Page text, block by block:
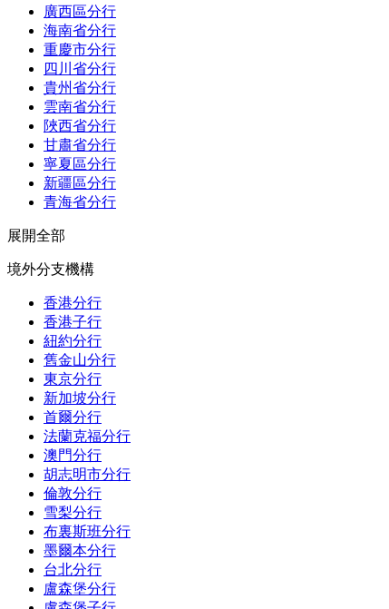
廣西區分行
海南省分行
重慶市分行
四川省分行
貴州省分行
雲南省分行
陜西省分行
甘肅省分行
寧夏區分行
新疆區分行
青海省分行
展開全部
境外分支機構
香港分行
香港子行
紐約分行
舊金山分行
東京分行
新加坡分行
首爾分行
法蘭克福分行
澳門分行
胡志明市分行
倫敦分行
雪梨分行
布裏斯班分行
墨爾本分行
台北分行
盧森堡分行